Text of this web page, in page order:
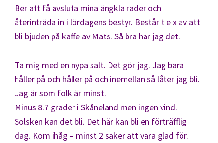
Ber att få avsluta mina ängkla rader och
återinträda in i lördagens bestyr. Består t e x av att
bli bjuden på kaffe av Mats. Så bra har jag det.
Ta mig med en nypa salt. Det gör jag. Jag bara
håller på och håller på och inemellan så låter jag bli.
Jag är som folk är minst.
Minus 8.7 grader i Skåneland men ingen vind.
Solsken kan det bli. Det här kan bli en förträfflig
dag. Kom ihåg – minst 2 saker att vara glad för.